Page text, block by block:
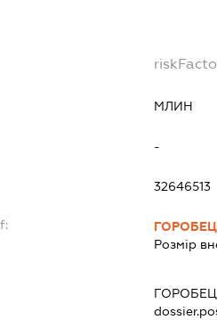
МЛИН
-
32646513
Розмір